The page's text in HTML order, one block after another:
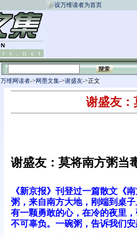
设万维读者为首页
万维网读者-> 网墨文集->谢盛友->正文
谢盛友
谢盛友：莫将南方粥当
《新京报》刊登过一篇散文《
粥，来自南方大地，刚端到桌
有一颗勇敢的心，在冷的夜里
不可辜负。一碗粥，告诉我们